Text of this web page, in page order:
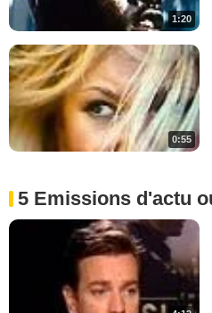
1:20
0:55
5 Emissions d'actu